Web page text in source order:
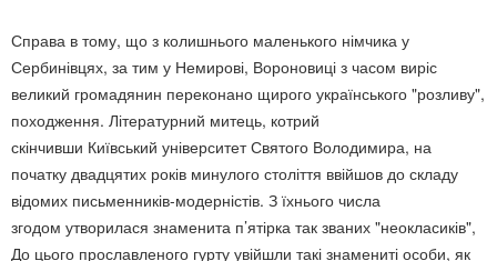
Справа в тому, що з колишнього маленького німчика у
Сербинівцях, за тим у Немирові, Вороновиці з часом виріс
великий громадянин переконано щирого українського "розливу",
походження. Літературний митець, котрий
скінчивши Київський університет Святого Володимира, на
початку двадцятих років минулого століття ввійшов до складу
відомих письменників-модерністів. З їхнього числа
згодом утворилася знаменита п’ятірка так званих "неокласиків",
До цього прославленого гурту увійшли такі знамениті особи, як